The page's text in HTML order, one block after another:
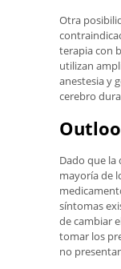
Otra
terapia con
utilizan
anestesia y
cerebro
Dado que la
mayoría de
síntomas
de cambiar
tomar los
no